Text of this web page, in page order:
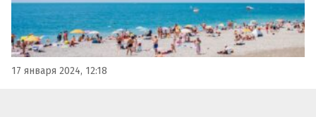
17 января 2024, 12:18